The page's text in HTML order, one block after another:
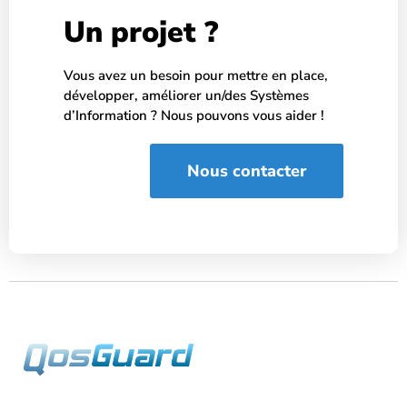
Un projet ?
Vous avez un besoin pour mettre en place,
développer, améliorer un/des Systèmes
d’Information ? Nous pouvons vous aider !
Nous contacter